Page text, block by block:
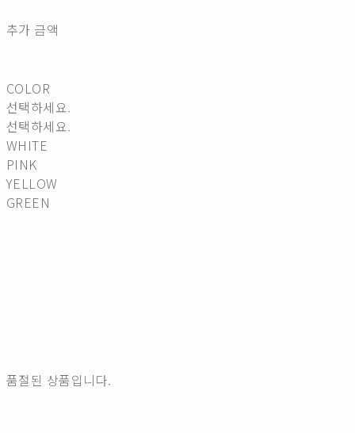
추가 금액
COLOR
선택하세요.
선택하세요.
WHITE
PINK
YELLOW
GREEN
품절된 상품입니다.